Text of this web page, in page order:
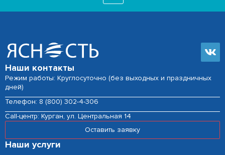
Наши контакты
Режим работы: Круглосуточно (без выходных и праздничных
дней)
Телефон: 8 (800) 302-4-306
Сall-центр: Курган, ул. Центральная 14
Оставить заявку
Наши услуги